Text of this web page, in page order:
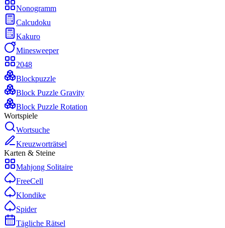
Nonogramm
Calcudoku
Kakuro
Minesweeper
2048
Blockpuzzle
Block Puzzle Gravity
Block Puzzle Rotation
Wortspiele
Wortsuche
Kreuzworträtsel
Karten & Steine
Mahjong Solitaire
FreeCell
Klondike
Spider
Tägliche Rätsel